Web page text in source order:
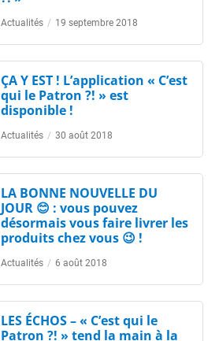
Actualités / 19 septembre 2018
ÇA Y EST ! L’application « C’est
qui le Patron ?! » est
disponible !
Actualités / 30 août 2018
LA BONNE NOUVELLE DU
JOUR 😊 : vous pouvez
désormais vous faire livrer les
produits chez vous 😉 !
Actualités / 6 août 2018
LES ÉCHOS – « C’est qui le
Patron ?! » tend la main à la